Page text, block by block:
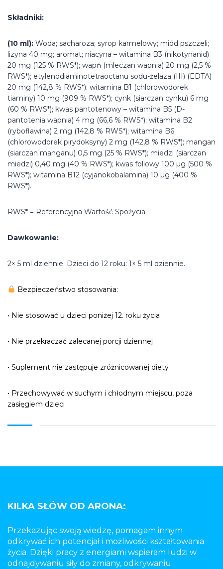
Składniki:
(10 ml): Woda; sacharoza; syrop karmelowy; miód pszczeli;
lizyna 40 mg; aromat; niacyna – witamina B3 (nikotynanid)
20 mg (125 % RWS*); wapń (mleczan wapnia) 20 mg (2,5 %
RWS*); etylenodiaminotetraoctanu sodu-żelaza (III) (EDTA)
20 mg (142,8 % RWS*); witamina B1 (chlorowodorek
tiaminy) 10 mg (909 % RWS*); cynk (siarczan cynku) 6 mg
(60 % RWS*); kwas pantotenowy – witamina B5 (D-
pantotenia wapnia) 4 mg (66,6 % RWS*); witamina B2
(ryboflawina) 2 mg (142,8 % RWS*); witamina B6
(chlorowodorek pirydoksyny) 2 mg (142,8 % RWS*); mangan
(siarczan manganu) 0,5 mg (25 % RWS*); miedzi (siarczan
miedzi) 0,40 mg (40 % RWS*); kwas foliowy 100 µg (500 %
RWS*); witamina B12 (cyjanokobalamina) 10 µg (400 %
RWS*).
RWS* = Referencyjna Wartość Spożycia
Dawkowanie:
2× 5 ml dziennie. Dzieci do 12 roku: 1× 5 ml dziennie.
Bezpieczeństwo stosowania:
• Nie stosować u dzieci poniżej 12. roku życia
• Nie przekraczać zalecanej porcji dziennej
• Suplement nie zastępuje zróżnicowanej diety
• Przechowywać w suchym i chłodnym miejscu, poza
zasięgiem dzieci
KILKA SŁÓW OD ARONA:
Przekazując swoją wiedzę, pomagam innym
odkrywać ich potencjał i możliwości kształtowania
życia. Dzięki pracy z energiami wspieram ludzi w
odnajdywaniu siły do zmiany, odkrywaniu